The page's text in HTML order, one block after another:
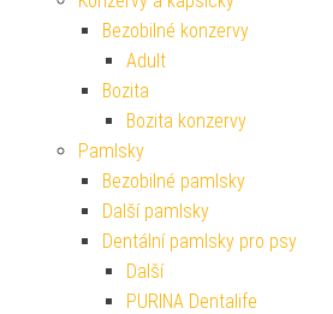
Bezobilné konzervy
Adult
Bozita
Bozita konzervy
Pamlsky
Bezobilné pamlsky
Další pamlsky
Dentální pamlsky pro psy
Další
PURINA Dentalife